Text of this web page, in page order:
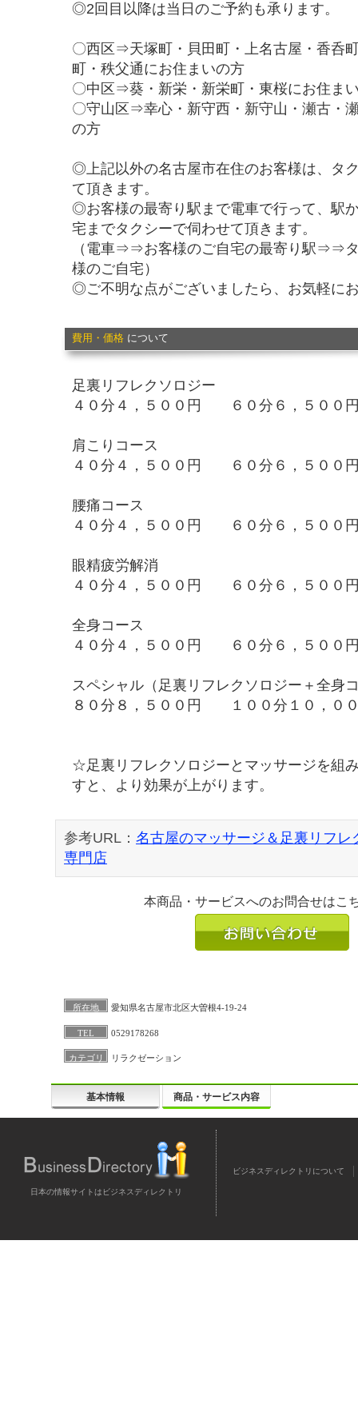
◎2回目以降は当日のご予約も承ります。
〇西区⇒天塚町・貝田町・上名古屋・香呑
町・秩父通にお住まいの方
〇中区⇒葵・新栄・新栄町・東桜にお住ま
〇守山区⇒幸心・新守西・新守山・瀬古・
の方
◎上記以外の名古屋市在住のお客様は、タ
て頂きます。
◎お客様の最寄り駅まで電車で行って、駅
宅までタクシーで伺わせて頂きます。
（電車⇒⇒お客様のご自宅の最寄り駅⇒⇒
様のご自宅）
◎ご不明な点がございましたら、お気軽に
費用・価格 について
足裏リフレクソロジー
４０分４，５００円 ６０分６，５００
肩こりコース
４０分４，５００円 ６０分６，５００
腰痛コース
４０分４，５００円 ６０分６，５００
眼精疲労解消
４０分４，５００円 ６０分６，５００
全身コース
４０分４，５００円 ６０分６，５００
スペシャル（足裏リフレクソロジー＋全身
８０分８，５００円 １００分１０，０
☆足裏リフレクソロジーとマッサージを組
すと、より効果が上がります。
参考URL： 名古屋のマッサージ＆足裏リフレ
専門店
本商品・サービスへのお問合せはこ
所在地 愛知県名古屋市北区大曽根4-19-24
TEL 0529178268
カテゴリ リラクゼーション
基本情報 商品・サービス内容
日本の情報サイトはビジネスディレクトリ
ビジネスディレクトリについて